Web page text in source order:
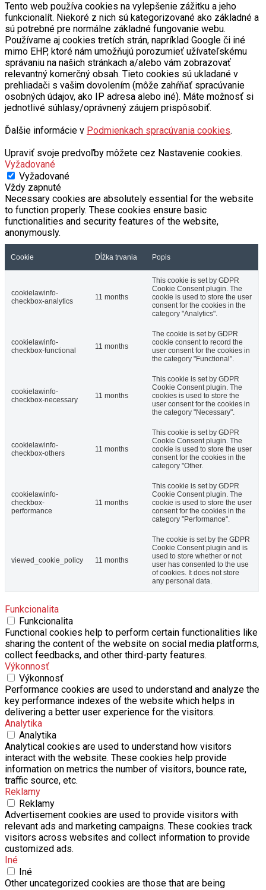
Tento web používa cookies na vylepšenie zážitku a jeho
funkcionalít. Niekoré z nich sú kategorizované ako základné a
sú potrebné pre normálne základné fungovanie webu.
Používame aj cookies tretích strán, napríklad Google či iné
mimo EHP, ktoré nám umožňujú porozumieť užívateľskému
správaniu na našich stránkach a/alebo vám zobrazovať
relevantný komerčný obsah. Tieto cookies sú ukladané v
prehliadači s vašim dovolením (môže zahŕňať spracúvanie
osobných údajov, ako IP adresa alebo iné). Máte možnosť si
jednotlivé súhlasy/oprávnený záujem prispôsobiť.
Ďalšie informácie v Podmienkach spracúvania cookies.
Upraviť svoje predvoľby môžete cez Nastavenie cookies.
Vyžadované
Vyžadované
Vždy zapnuté
Necessary cookies are absolutely essential for the website
to function properly. These cookies ensure basic
functionalities and security features of the website,
anonymously.
Cookie Dĺžka trvania Popis
cookielawinfo-
checkbox-analytics
11 months
This cookie is set by GDPR
Cookie Consent plugin. The
cookie is used to store the user
consent for the cookies in the
category "Analytics".
cookielawinfo-
checkbox-functional
11 months
The cookie is set by GDPR
cookie consent to record the
user consent for the cookies in
the category "Functional".
cookielawinfo-
checkbox-necessary
11 months
This cookie is set by GDPR
Cookie Consent plugin. The
cookies is used to store the
user consent for the cookies in
the category "Necessary".
cookielawinfo-
checkbox-others
11 months
This cookie is set by GDPR
Cookie Consent plugin. The
cookie is used to store the user
consent for the cookies in the
category "Other.
cookielawinfo-
checkbox-
performance
11 months
This cookie is set by GDPR
Cookie Consent plugin. The
cookie is used to store the user
consent for the cookies in the
category "Performance".
viewed_cookie_policy 11 months
The cookie is set by the GDPR
Cookie Consent plugin and is
used to store whether or not
user has consented to the use
of cookies. It does not store
any personal data.
Funkcionalita
Funkcionalita
Functional cookies help to perform certain functionalities like
sharing the content of the website on social media platforms,
collect feedbacks, and other third-party features.
Výkonnosť
Výkonnosť
Performance cookies are used to understand and analyze the
key performance indexes of the website which helps in
delivering a better user experience for the visitors.
Analytika
Analytika
Analytical cookies are used to understand how visitors
interact with the website. These cookies help provide
information on metrics the number of visitors, bounce rate,
traffic source, etc.
Reklamy
Reklamy
Advertisement cookies are used to provide visitors with
relevant ads and marketing campaigns. These cookies track
visitors across websites and collect information to provide
customized ads.
Iné
Iné
Other uncategorized cookies are those that are being